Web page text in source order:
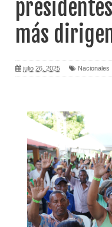
más
julio 26, 2025 Nacionales